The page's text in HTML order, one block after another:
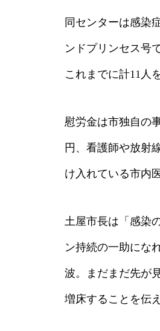
同センターは感染
ンドプリンセス号
これまでに計11人
慰労金は市独自の
円、看護師や放射
け入れている市内
土屋市長は「感染
ン持続の一助にな
波。まだまだ先が
増床することを伝